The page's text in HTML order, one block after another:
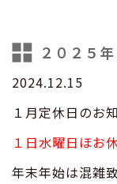
２０２５
2024.12.15
１月定休日のお
１日水曜日ほお
年末年始は混雑